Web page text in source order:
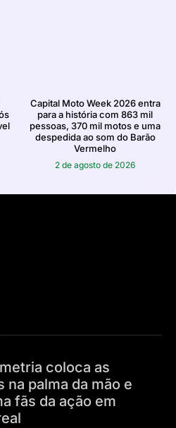
Capital Moto Week 2026 entra
para a história com 863 mil
pessoas, 370 mil motos e uma
despedida ao som do Barão
Vermelho
2 de agosto de 2026
coloca as
na palma da mão e
fãs da ação em